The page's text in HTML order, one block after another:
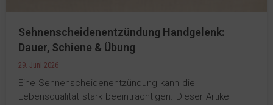
Sehnenscheidenentzündung Handgelenk:
Dauer, Schiene & Übung
29. Juni 2026
Eine Sehnenscheidenentzündung kann die
Lebensqualität stark beeinträchtigen. Dieser Artikel